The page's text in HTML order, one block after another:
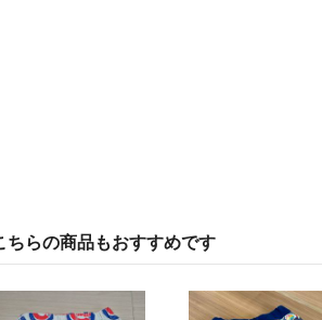
ちらの商品もおすすめです